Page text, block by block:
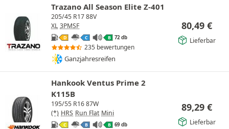
Trazano All Season Elite Z-401
205/45 R17 88V
XL 3PMSF
D C B 72 db
235 bewertungen
Ganzjahresreifen
80,49 €
Lieferbar
Hankook Ventus Prime 2
K115B
195/55 R16 87W
(*) HRS Run Flat Mini
C B B 69 db
89,29 €
Lieferbar